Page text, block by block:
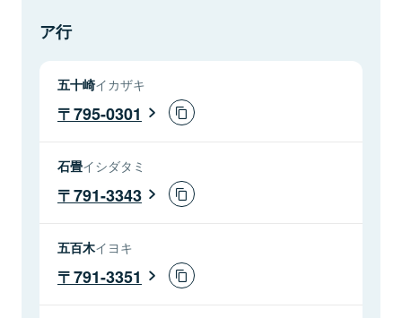
ア行
五十崎イカザキ
795-0301
石畳イシダタミ
791-3343
五百木イヨキ
791-3351